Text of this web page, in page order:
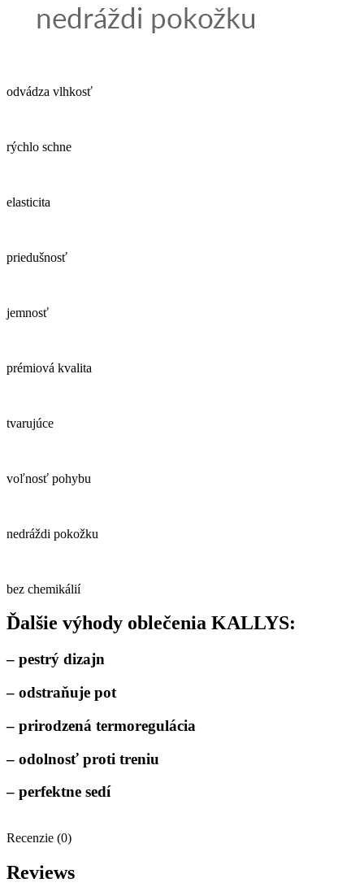
odvádza vlhkosť
rýchlo schne
elasticita
priedušnosť
jemnosť
prémiová kvalita
tvarujúce
voľnosť pohybu
nedráždi pokožku
bez chemikálií
Ďalšie výhody oblečenia KALLYS:
– pestrý dizajn
– odstraňuje pot
– prirodzená termoregulácia
– odolnosť proti treniu
– perfektne sedí
Recenzie (0)
Reviews